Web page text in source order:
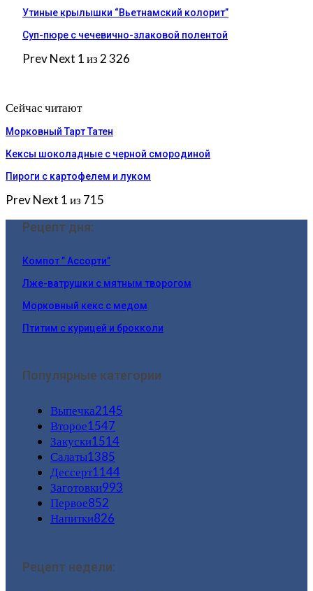
Утиные крылышки “Вьетнамский колорит”
Суп-пюре с чечевично-злаковой полентой
PrevNext 1 из 2 326
Сейчас читают
Морковный Тарт Татен
Кексы шоколадные с черной смородиной
Пироги c картофелем и луком
PrevNext 1 из 715
Рецепт дня:
Компот ” Ассорти”
Лже-ватрушки с мятным творогом
Морковный кекс с медом
Птитим с курицей и брокколи
Популярные категории
Выпечка2145
Второе1547
Закуски1514
Салаты1385
Дессерт1144
Заготовки993
Первое852
Напитки826
Рецепт недели: